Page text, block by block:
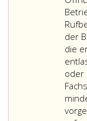
der
die
oder